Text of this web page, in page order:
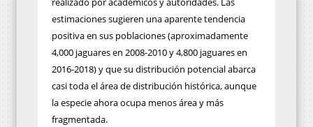
estimaciones sugieren una aparente tendencia
positiva en sus poblaciones (aproximadamente
4,000 jaguares en 2008-2010 y 4,800 jaguares en
2016-2018) y que su distribución potencial abarca
casi toda el área de distribución histórica, aunque
la especie ahora ocupa menos área y más
fragmentada.